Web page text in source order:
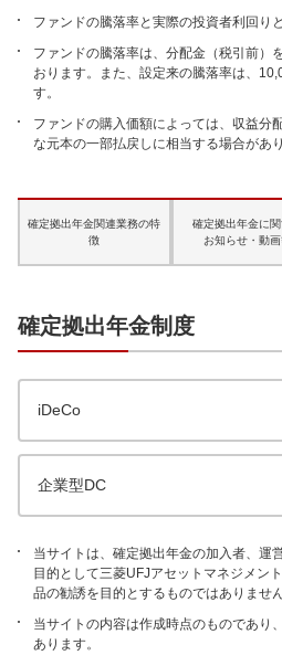
ファンドの騰落率と実際の投資者利回り
ファンドの騰落率は、分配金（税引前）
おります。また、設定来の騰落率は、
す。
ファンドの購入価額によっては、収益分
な元本の一部払戻しに相当する場合があり
確定拠出年金関連業務の特
徴
確定拠出年金に関
お知らせ・動
確定拠出年金制度
iDeCo
企業型DC
当サイトは、確定拠出年金の加入者、運
目的として三菱UFJアセットマネジメン
品の勧誘を目的とするものではありません
当サイトの内容は作成時点のものであり
あります。